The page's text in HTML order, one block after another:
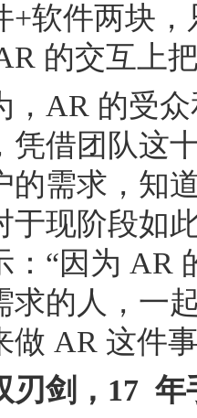
+软件两块
的交互上
AR 的受众
凭借团队这
的需求，知
于现阶段如
：“因为 AR
求的人，一
做 AR 这件
刃剑，17 年